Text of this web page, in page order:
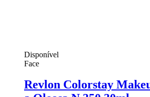
Disponível
Face
Revlon Colorstay